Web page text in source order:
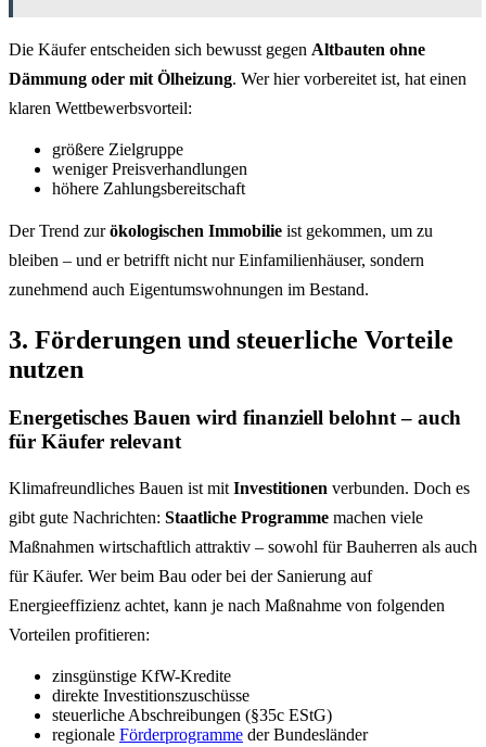
Die Käufer entscheiden sich bewusst gegen Altbauten ohne
Dämmung oder mit Ölheizung. Wer hier vorbereitet ist, hat einen
klaren Wettbewerbsvorteil:
größere Zielgruppe
weniger Preisverhandlungen
höhere Zahlungsbereitschaft
Der Trend zurökologischen Immobilie ist gekommen, um zu
bleiben – und er betrifft nicht nur Einfamilienhäuser, sondern
zunehmend auch Eigentumswohnungen im Bestand.
3. Förderungen und steuerliche Vorteile
nutzen
Energetisches Bauen wird finanziell belohnt – auch
für Käufer relevant
Klimafreundliches Bauen ist mitInvestitionen verbunden. Doch es
gibt gute Nachrichten: Staatliche Programme machen viele
Maßnahmen wirtschaftlich attraktiv – sowohl für Bauherren als auch
für Käufer. Wer beim Bau oder bei der Sanierung auf
Energieeffizienz achtet, kann je nach Maßnahme von folgenden
Vorteilen profitieren:
zinsgünstige KfW-Kredite
direkte Investitionszuschüsse
steuerliche Abschreibungen (§35c EStG)
regionale Förderprogramme der Bundesländer